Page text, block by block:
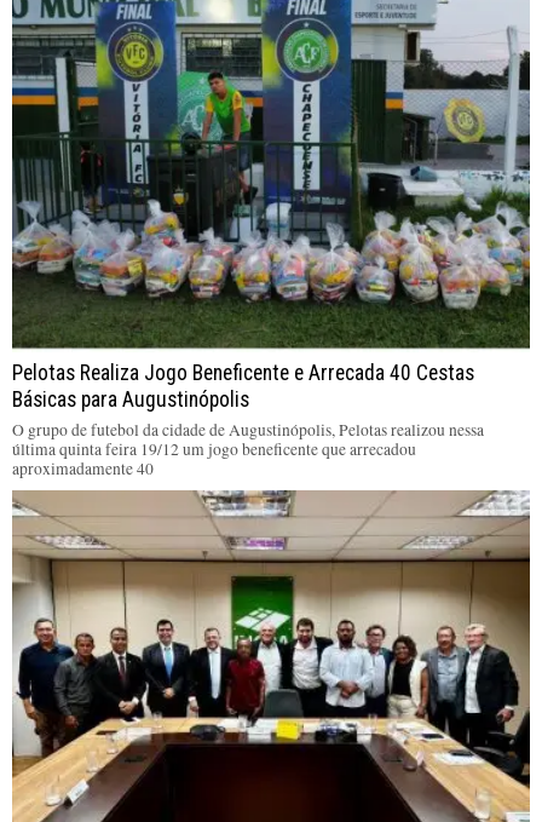
Pelotas Realiza Jogo Beneficente e Arrecada 40 Cestas
Básicas para Augustinópolis
O grupo de futebol da cidade de Augustinópolis, Pelotas realizou nessa
última quinta feira 19/12 um jogo beneficente que arrecadou
aproximadamente 40